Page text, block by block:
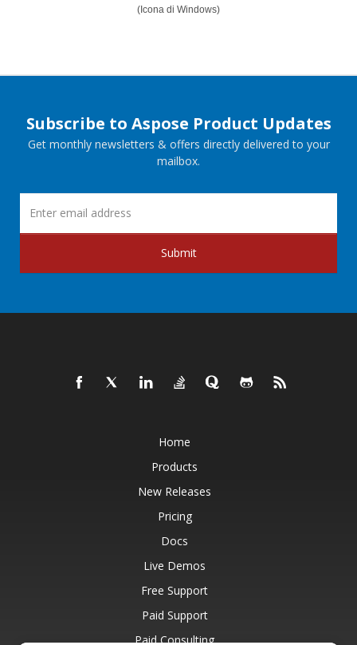
(Icona di Windows)
Subscribe to Aspose Product Updates
Get monthly newsletters & offers directly delivered to your
mailbox.
Submit
Home
Products
New Releases
Pricing
Docs
Live Demos
Free Support
Paid Support
Paid Consulting